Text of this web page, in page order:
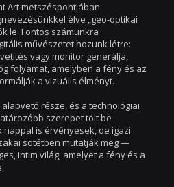
Art metszéspontjában
élve „geo-optikai
le. Fontos számunkra
művészetet hozunk létre:
vagy monitor generálja,
folyamat, amelyben a fény és az
a vizuális élményt.
része, és a technológiai
szerepet tölt be
is érvényesek, de igazi
sötétben mutatják meg —
intim világ, amelyet a fény és a